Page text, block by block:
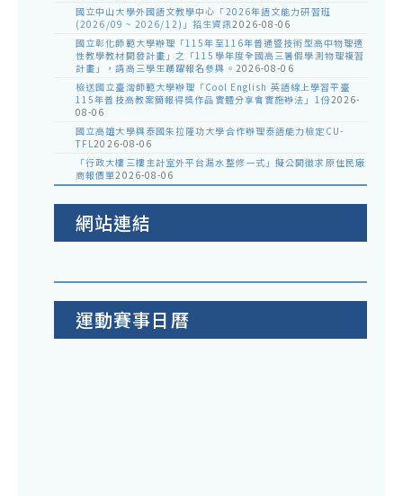
國立中山大學外國語文教學中心「2026年語文能力研習班
(2026/09 ~ 2026/12)」招生資訊2026-08-06
國立彰化師範大學辦理「115年至116年普通暨技術型高中物理適
性教學教材開發計畫」之「115學年度全國高三暑假學測物理複習
計畫」，請高三學生踴躍報名參與。 2026-08-06
檢送國立臺灣師範大學辦理「Cool English 英語線上學習平臺
115年普技高教案簡報得獎作品實體分享會實施辦法」1份2026-
08-06
國立高雄大學與泰國朱拉隆功大學合作辦理泰語能力檢定CU-
TFL2026-08-06
「行政大樓三樓主計室外平台漏水整修一式」擬公開徵求原住民廠
商報價單2026-08-06
網站連結
運動賽事日曆